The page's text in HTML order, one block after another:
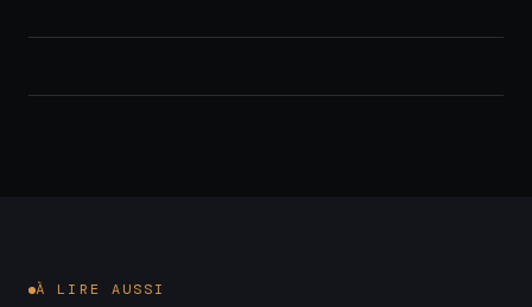
À LIRE AUSSI